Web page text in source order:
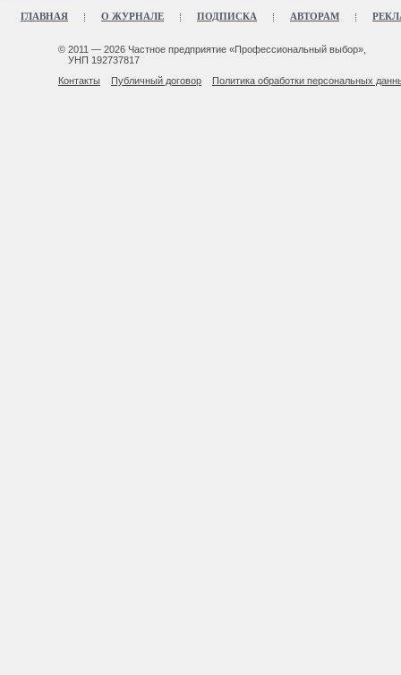
ГЛАВНАЯ О ЖУРНАЛЕ ПОДПИСКА АВТОРАМ
© 2011 — 2026 Частное предприятие «Профессиональный выбор»,
УНП 192737817
Контакты
Публичный договор Политика обработки персональных